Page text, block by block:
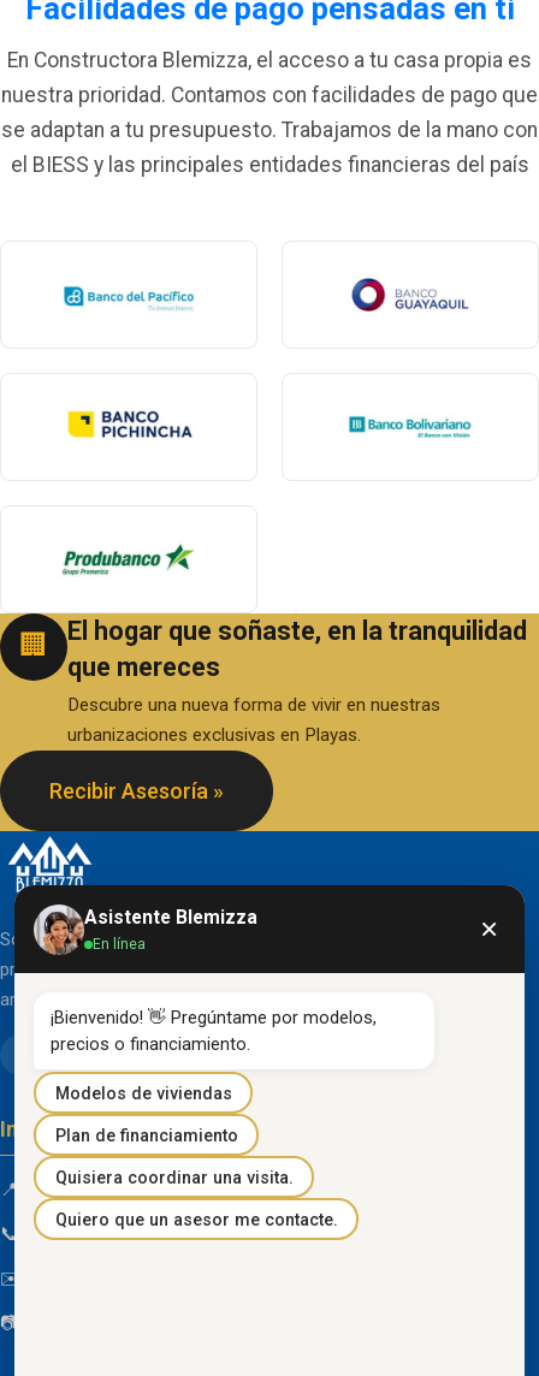
Facilidades de pago pensadas en ti
En Constructora Blemizza, el acceso a tu casa propia es
nuestra prioridad. Contamos con facilidades de pago que
se adaptan a tu presupuesto. Trabajamos de la mano con
el BIESS y las principales entidades financieras del país
🏢
El hogar que soñaste, en la tranquilidad
que mereces
Descubre una nueva forma de vivir en nuestras
urbanizaciones exclusivas en Playas.
Recibir Asesoría »
Somos una organización líder en el desarrollo de
proyectos inmobiliarios que destacan por su diseño
arquitectónico clásico y acabados de primera línea.
Información de contacto
📍 Km 85 Vía Progreso, Playas, Guayas, Ecuador
📞 096 934 4318
✉️
📷
Asistente Blemizza
En línea ×
¡Bienvenido! 👋 Pregúntame por modelos,
precios o financiamiento.
Modelos de viviendas
Plan de financiamiento
Quisiera coordinar una visita.
Quiero que un asesor me contacte.